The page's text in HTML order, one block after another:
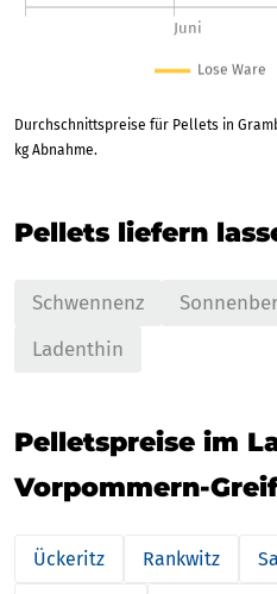
Durchschnittspreise für Pellets in
kg Abnahme.
Pellets liefern
Schwennenz
Ladenthin
Pelletspreise im
Vorpommern-
Ückeritz Rankwitz